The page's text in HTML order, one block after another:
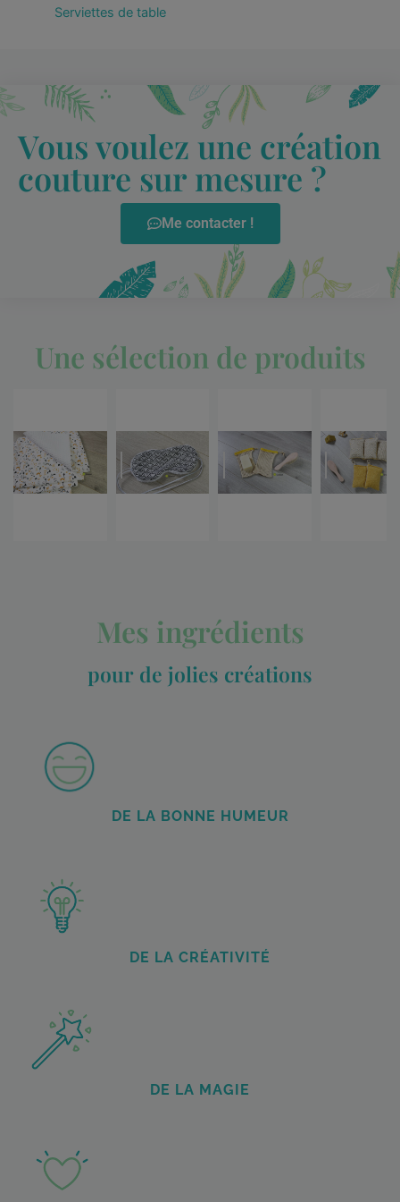
Serviettes de table
Vous voulez une création
couture sur mesure ?
Me contacter !
Une sélection de produits
Mes ingrédients
pour de jolies créations
DE LA BONNE HUMEUR
DE LA CRÉATIVITÉ
DE LA MAGIE